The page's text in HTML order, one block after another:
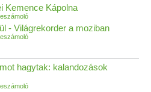
Kemence Kápolna
- Világrekorder a moziban
hagytak: kalandozások